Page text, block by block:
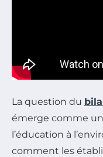
La question du
émerge comme
l’éducation à
comment les